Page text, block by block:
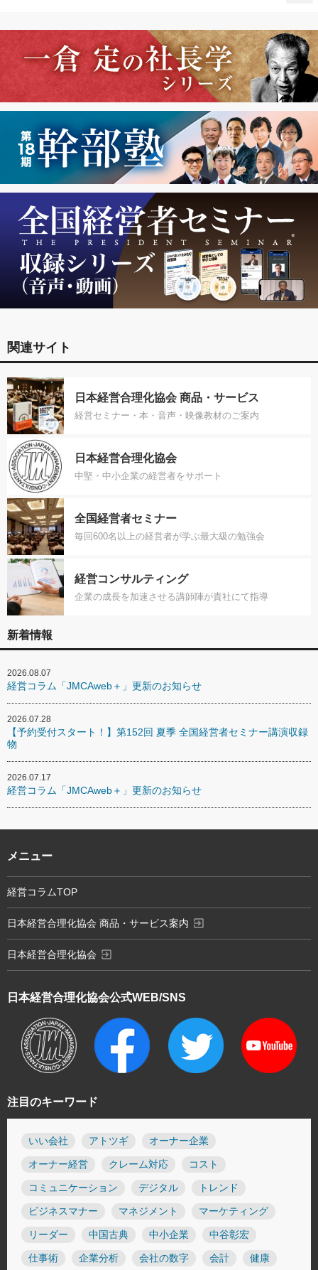
関連サイト
日本経営合理化協会 商品・サービス
経営セミナー・本・音声・映像教材のご案内
日本経営合理化協会
中堅・中小企業の経営者をサポート
全国経営者セミナー
毎回600名以上の経営者が学ぶ最大級の勉強会
経営コンサルティング
企業の成長を加速させる講師陣が貴社にて指導
新着情報
2026.08.07
経営コラム「JMCAweb＋」更新のお知らせ
2026.07.28
【予約受付スタート！】第152回 夏季 全国経営者セミナー講演収録
物
2026.07.17
経営コラム「JMCAweb＋」更新のお知らせ
注目のキーワード
いい会社 アトツギ オーナー企業
オーナー経営 クレーム対応 コスト
コミュニケーション デジタル トレンド
ビジネスマナー マネジメント マーケティング
リーダー 中国古典 中小企業 中谷彰宏
仕事術 企業分析 会社の数字 会計 健康
日本経営合理化協会公式WEB/SNS
メニュー
経営コラムTOP
日本経営合理化協会 商品・サービス案内 exit_to_app
日本経営合理化協会 exit_to_app